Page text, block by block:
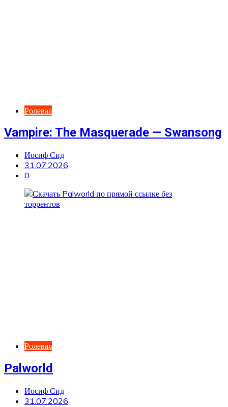
Ролевая
Vampire: The Masquerade — Swansong
Иосиф Сид
31.07.2026
0
Ролевая
Palworld
Иосиф Сид
31.07.2026